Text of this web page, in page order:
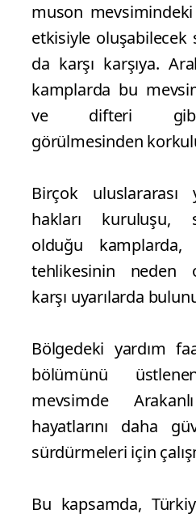
muson mevsimindeki
etkisiyle oluşabilecek
da karşı karşıya.
kamplarda bu
ve difteri gibi
görülmesinden
Birçok
hakları kuruluşu,
olduğu kamplarda,
tehlikesinin neden
karşı uyarılarda
Bölgedeki yardım
bölümünü
mevsimde
hayatlarını daha
sürdürmeleri için
Bu kapsamda,